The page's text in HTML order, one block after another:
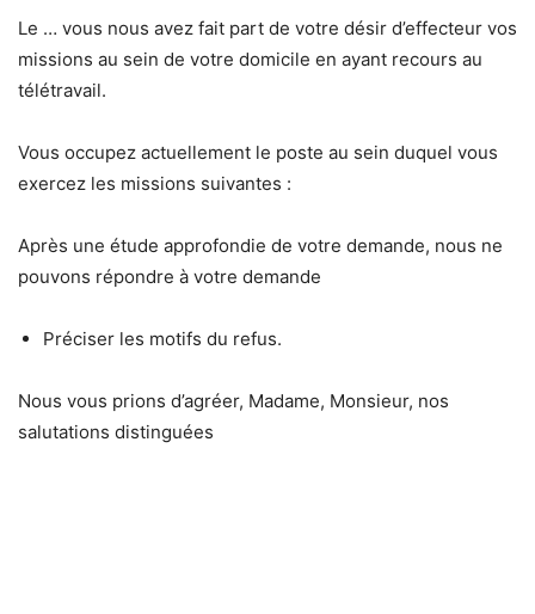
Le … vous nous avez fait part de votre désir d’effecteur vos
missions au sein de votre domicile en ayant recours au
télétravail.
Vous occupez actuellement le poste au sein duquel vous
exercez les missions suivantes :
Après une étude approfondie de votre demande, nous ne
pouvons répondre à votre demande
Préciser les motifs du refus.
Nous vous prions d’agréer, Madame, Monsieur, nos
salutations distinguées